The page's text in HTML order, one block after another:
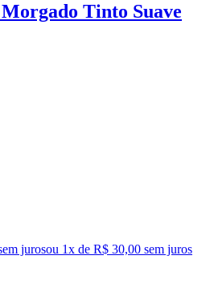
Tinto Suave
jurosou 1x de R$ 30,00 sem juros